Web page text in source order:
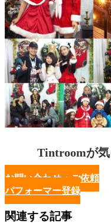
Tintroomが気
お問い合わせ・ご依頼
パフォーマー登録
関連する記事